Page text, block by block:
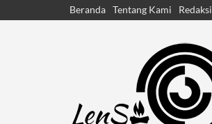
Beranda Tentang Kami Redaksi